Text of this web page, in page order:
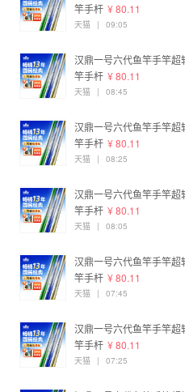
竿手杆 ¥ 80.11
天猫 | 09:05
汉鼎一号六代鱼竿手竿
竿手杆 ¥ 80.11
天猫 | 08:45
汉鼎一号六代鱼竿手竿
竿手杆 ¥ 80.11
天猫 | 08:25
汉鼎一号六代鱼竿手竿
竿手杆 ¥ 80.11
天猫 | 08:05
汉鼎一号六代鱼竿手竿
竿手杆 ¥ 80.11
天猫 | 07:45
汉鼎一号六代鱼竿手竿
竿手杆 ¥ 80.11
天猫 | 07:25